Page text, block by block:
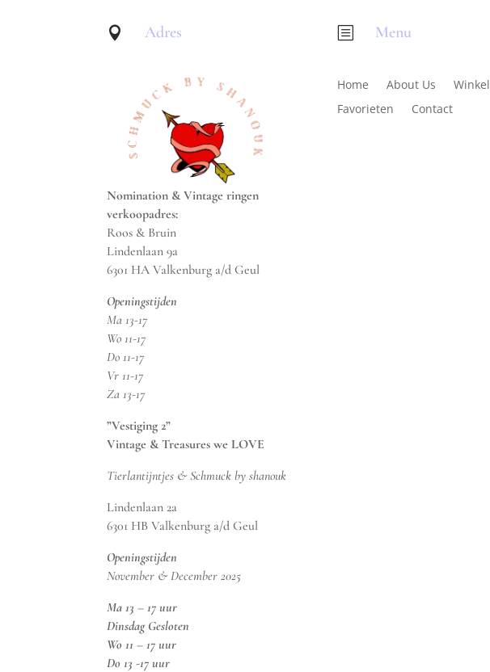
 Adres
Nomination & Vintage ringen
verkoopadres:
Roos & Bruin
Lindenlaan 9a
6301 HA Valkenburg a/d Geul
Openingstijden
Ma 13-17
Wo 11-17
Do 11-17
Vr 11-17
Za 13-17
”Vestiging 2”
Vintage & Treasures we LOVE
Tierlantijntjes & Schmuck by shanouk
Lindenlaan 2a
6301 HB Valkenburg a/d Geul
Openingstijden
November & December 2025
Ma 13 – 17 uur
Dinsdag Gesloten
Wo 11 – 17 uur
Do 13 -17 uur
b Menu
Home About Us
Winkel
Favorieten
Contact